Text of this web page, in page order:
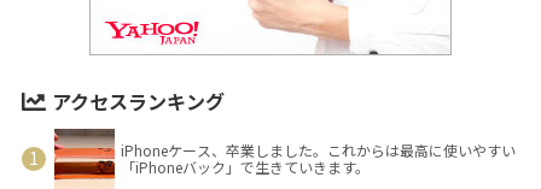
アクセスランキング
iPhoneケース、卒業しました。これからは最高に使いやすい
「iPhoneバック」で生きていきます。